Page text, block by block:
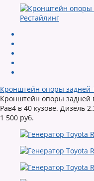
Кронштейн опоры задней
Кронштейн опоры задней
Рав4 в 40 кузове. Дизель
1 500 руб.